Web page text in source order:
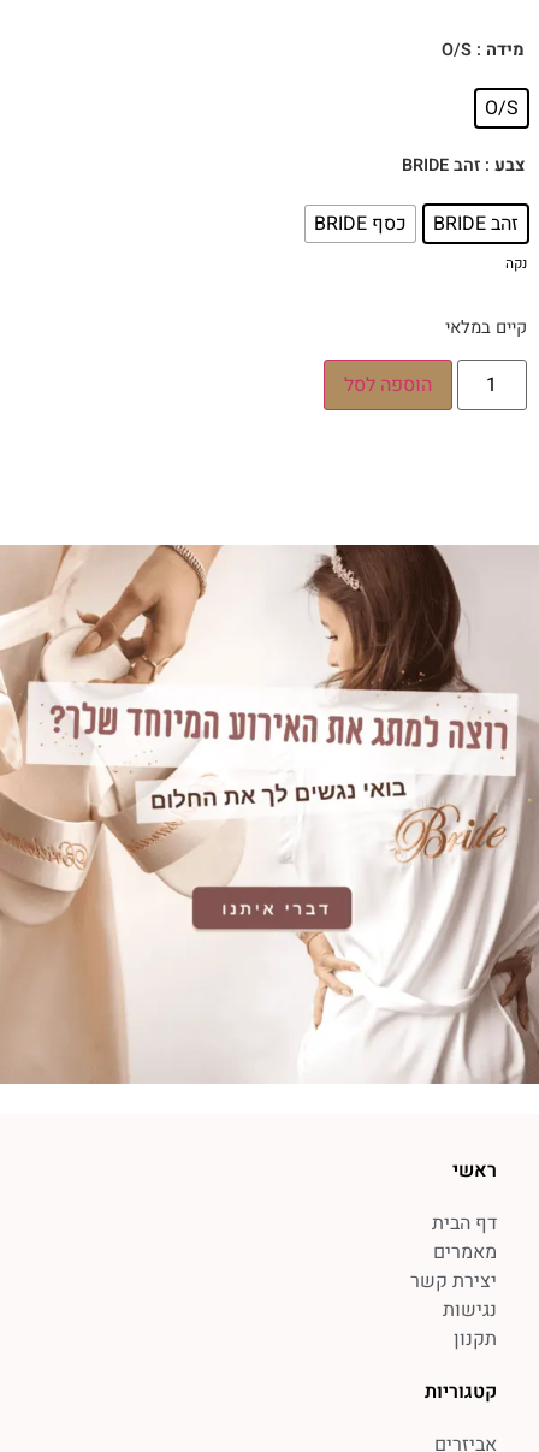
מידה : O/S
O/S
צבע : זהב BRIDE
זהב BRIDE כסף BRIDE
נקה
קיים במלאי
הוספה לסל
ראשי
דף הבית
מאמרים
יצירת קשר
נגישות
תקנון
קטגוריות
אביזרים